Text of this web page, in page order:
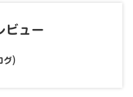
ビュー
グ)